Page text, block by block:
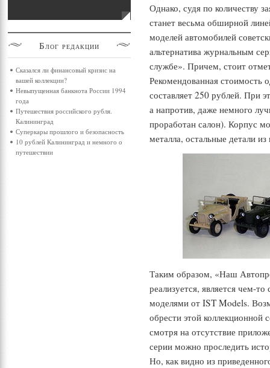
Однако, судя по количеству
станет весьма обширной
моделей автомобилей
альтернатива журнальным
службе». Причем, стоит
Рекомендованная стоимость
составляет 250 рублей. При
а напротив, даже немного
проработан салон). Корпус
металла, остальные детали из
Таким образом, «Наш
реализуется, является чем-
моделями от IST Models.
обрести этой
смотря на отсутствие
серии можно проследить
Но, как видно из
Блог редакции
Сказался ли финансовый кризис на
вашей коллекции?
Невыпущенная банкнота России 1994
года
Путешествия российского рубля.
Калининград
Суперкары прошлого и безопасность
10 рублей Калининград и немного о
путешествии